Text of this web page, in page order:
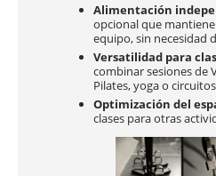
Alimentación
opcional que
equipo, sin necesidad
Versatilidad para
combinar sesiones de
Pilates, yoga o
Optimización del
clases para otras